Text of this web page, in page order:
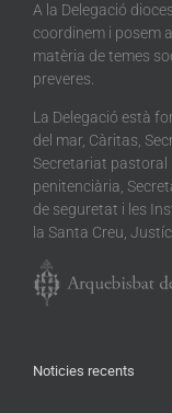
A la Delegació
coordinem i posem
matèria de temes
preveres.
La Delegació està
del mar, Càritas,
Secretariat pastoral
penitenciària,
de seguretat i les
la Santa Creu,
Noticies recents